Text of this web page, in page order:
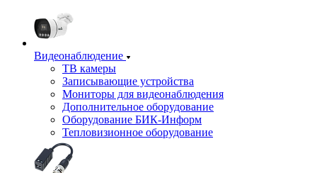
Видеонаблюдение
ТВ камеры
Записывающие устройства
Мониторы для видеонаблюдения
Дополнительное оборудование
Оборудование БИК-Информ
Тепловизионное оборудование